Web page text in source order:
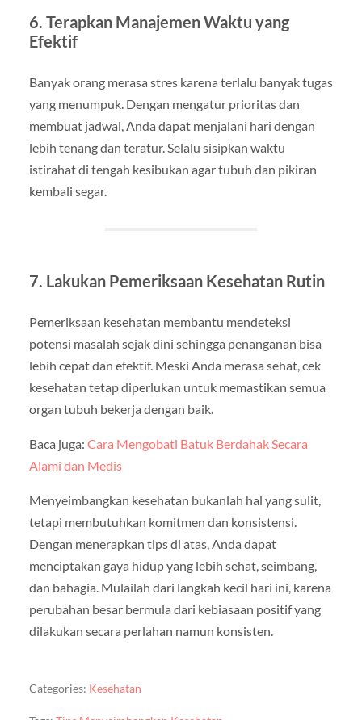
6. Terapkan Manajemen Waktu yang
Efektif
Banyak orang merasa stres karena terlalu banyak tugas
yang menumpuk. Dengan mengatur prioritas dan
membuat jadwal, Anda dapat menjalani hari dengan
lebih tenang dan teratur. Selalu sisipkan waktu
istirahat di tengah kesibukan agar tubuh dan pikiran
kembali segar.
7. Lakukan Pemeriksaan Kesehatan Rutin
Pemeriksaan kesehatan membantu mendeteksi
potensi masalah sejak dini sehingga penanganan bisa
lebih cepat dan efektif. Meski Anda merasa sehat, cek
kesehatan tetap diperlukan untuk memastikan semua
organ tubuh bekerja dengan baik.
Baca juga: Cara Mengobati Batuk Berdahak Secara
Alami dan Medis
Menyeimbangkan kesehatan bukanlah hal yang sulit,
tetapi membutuhkan komitmen dan konsistensi.
Dengan menerapkan tips di atas, Anda dapat
menciptakan gaya hidup yang lebih sehat, seimbang,
dan bahagia. Mulailah dari langkah kecil hari ini, karena
perubahan besar bermula dari kebiasaan positif yang
dilakukan secara perlahan namun konsisten.
Categories: Kesehatan